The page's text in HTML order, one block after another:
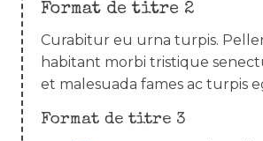
Format de titre 2
Curabitur eu urna turpis.
habitant morbi tristique
et malesuada fames ac turpis
Format de titre 3